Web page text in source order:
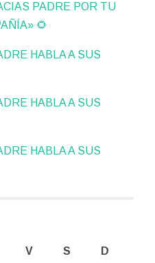
PADRE POR TU
🌻
HABLA A SUS
HABLA A SUS
HABLA A SUS
V S D